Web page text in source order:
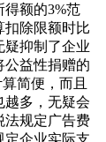
额的3%范
扣除限额时比
疑抑制了企业
公益性捐赠的
简便，而且
越多，无疑会
法规定广告费
定企业实际支